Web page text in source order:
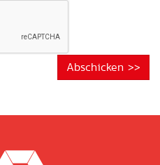
Abschicken >>